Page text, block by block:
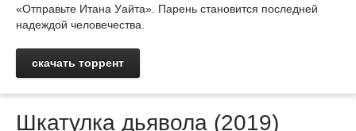
«Отправьте Итана Уайта». Парень становится последней
надеждой человечества.
скачать торрент
Шкатулка дьявола (2019)